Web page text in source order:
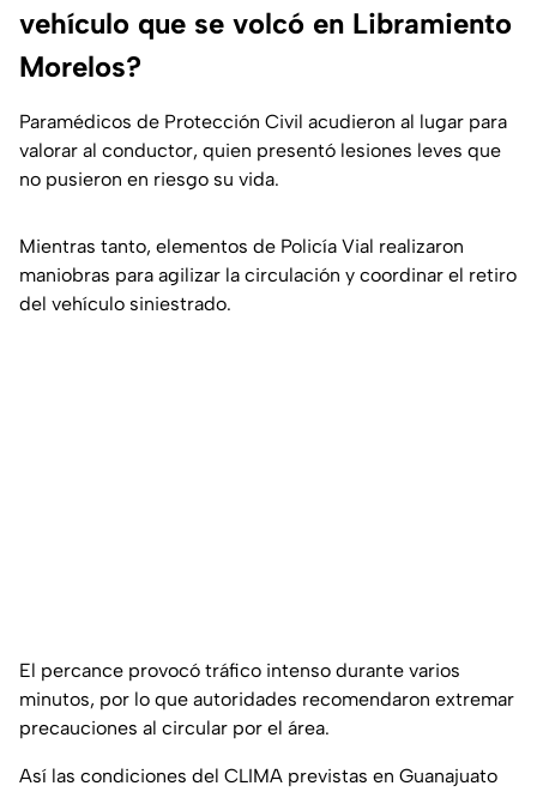
vehículo que se volcó en Libramiento
Morelos?
Paramédicos de Protección Civil acudieron al lugar para
valorar al conductor, quien presentó lesiones leves que
no pusieron en riesgo su vida.
Mientras tanto, elementos de Policía Vial realizaron
maniobras para agilizar la circulación y coordinar el retiro
del vehículo siniestrado.
El percance provocó tráfico intenso durante varios
minutos, por lo que autoridades recomendaron extremar
precauciones al circular por el área.
Así las condiciones del CLIMA previstas en Guanajuato